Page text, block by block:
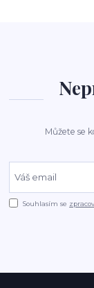
Můžete se
Souhlasím se